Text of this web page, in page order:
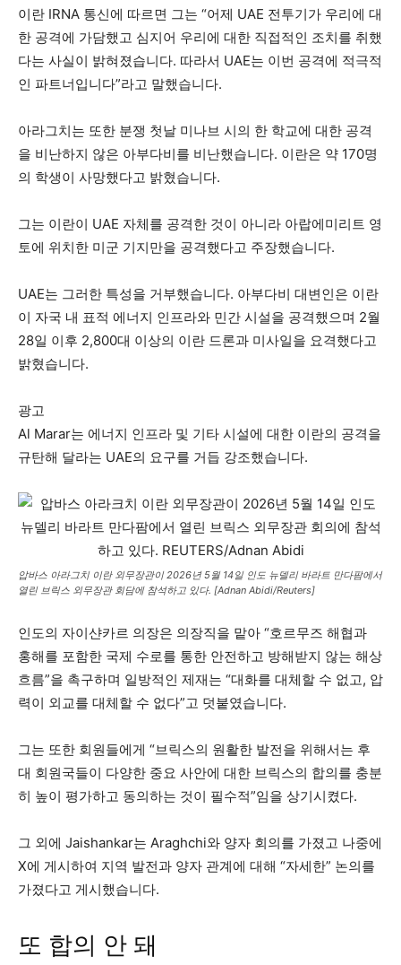
이란 IRNA 통신에 따르면 그는 “어제 UAE 전투기가 우리에 대
한 공격에 가담했고 심지어 우리에 대한 직접적인 조치를 취했
다는 사실이 밝혀졌습니다. 따라서 UAE는 이번 공격에 적극적
인 파트너입니다”라고 말했습니다.
아라그치는 또한 분쟁 첫날 미나브 시의 한 학교에 대한 공격
을 비난하지 않은 아부다비를 비난했습니다. 이란은 약 170명
의 학생이 사망했다고 밝혔습니다.
그는 이란이 UAE 자체를 공격한 것이 아니라 아랍에미리트 영
토에 위치한 미군 기지만을 공격했다고 주장했습니다.
UAE는 그러한 특성을 거부했습니다. 아부다비 대변인은 이란
이 자국 내 표적 에너지 인프라와 민간 시설을 공격했으며 2월
28일 이후 2,800대 이상의 이란 드론과 미사일을 요격했다고
밝혔습니다.
광고
Al Marar는 에너지 인프라 및 기타 시설에 대한 이란의 공격을
규탄해 달라는 UAE의 요구를 거듭 강조했습니다.
압바스 아라그치 이란 외무장관이 2026년 5월 14일 인도 뉴델리 바라트 만다팜에서
열린 브릭스 외무장관 회담에 참석하고 있다. [Adnan Abidi/Reuters]
인도의 자이샨카르 의장은 의장직을 맡아 “호르무즈 해협과
홍해를 포함한 국제 수로를 통한 안전하고 방해받지 않는 해상
흐름”을 촉구하며 일방적인 제재는 “대화를 대체할 수 없고, 압
력이 외교를 대체할 수 없다”고 덧붙였습니다.
그는 또한 회원들에게 “브릭스의 원활한 발전을 위해서는 후
대 회원국들이 다양한 중요 사안에 대한 브릭스의 합의를 충분
히 높이 평가하고 동의하는 것이 필수적”임을 상기시켰다.
그 외에 Jaishankar는 Araghchi와 양자 회의를 가졌고 나중에
X에 게시하여 지역 발전과 양자 관계에 대해 “자세한” 논의를
가졌다고 게시했습니다.
또 합의 안 돼